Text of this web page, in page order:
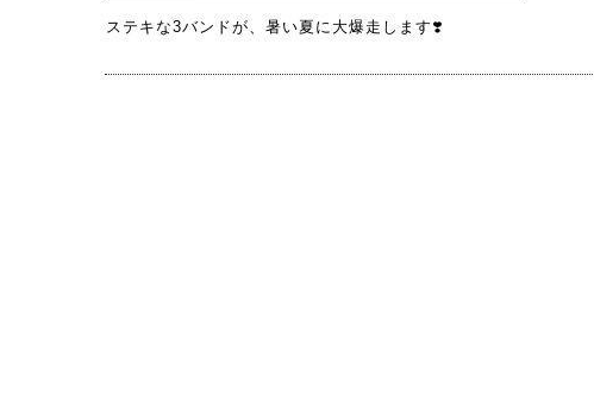
ステキな3バンドが、暑い夏に大爆走します❣️